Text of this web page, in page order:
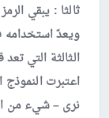
ثالثا : يبقي
ويعدّ استخدامه
الثالثة التي
اعتبرت
نرى – شيء من